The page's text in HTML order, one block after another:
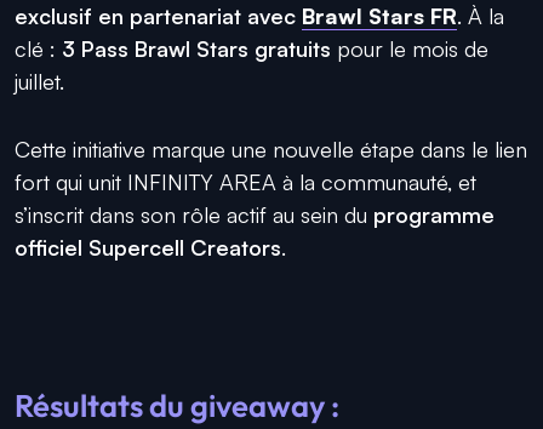
exclusif en partenariat avec Brawl Stars FR. À la
clé : 3 Pass Brawl Stars gratuits pour le mois de
juillet.
Cette initiative marque une nouvelle étape dans le lien
fort qui unit INFINITY AREA à la communauté, et
s’inscrit dans son rôle actif au sein du programme
officiel Supercell Creators.
Résultats du giveaway :